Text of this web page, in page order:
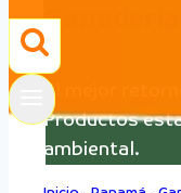
Ganadería
El mejor
Productos
ambiental.